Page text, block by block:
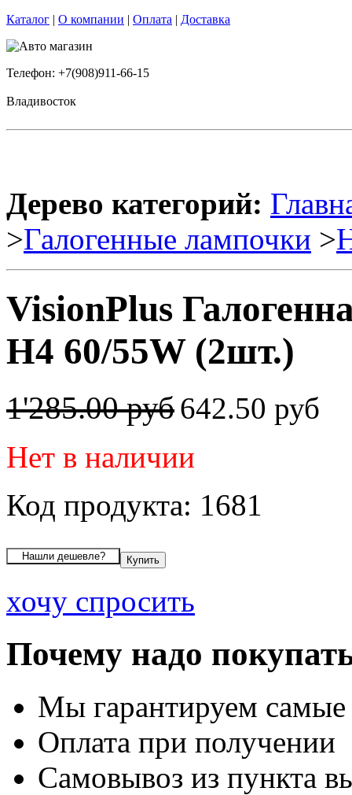
Каталог | О компании | Оплата | Доставка
Телефон: +7(908)911-66-15
Владивосток
Дерево категорий:
>Галогенные лампочки >
VisionPlus
H4 60/55W (2шт.)
1'285.00 руб642.50 руб
Нет в наличии
Код продукта: 1681
хочу спросить
Почему надо
Мы гарантируем
Оплата при получении
Самовывоз из пункта